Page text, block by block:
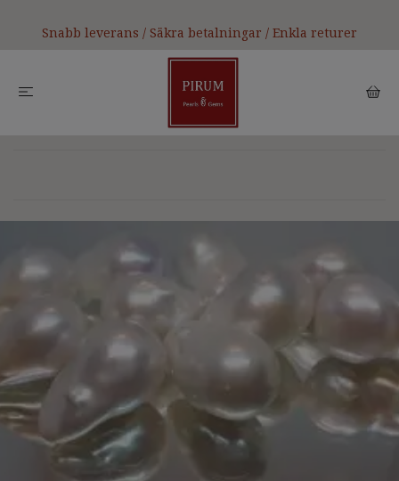
Snabb leverans / Säkra betalningar / Enkla returer